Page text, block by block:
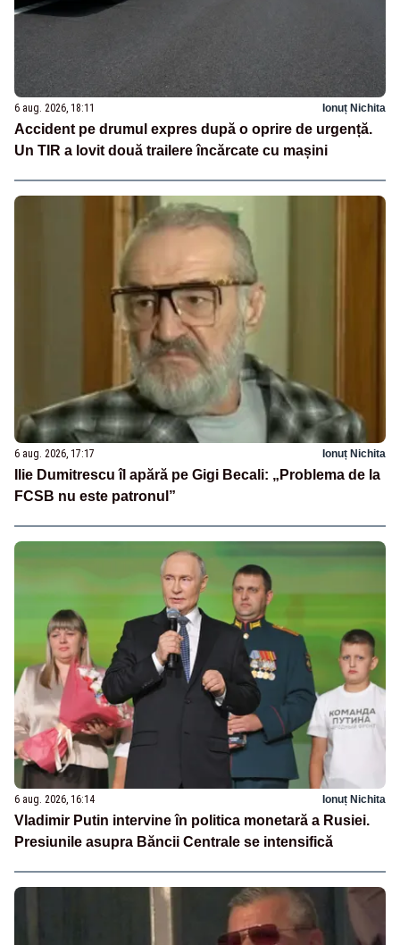
6 aug. 2026, 18:11 Ionuț Nichita
Accident pe drumul expres după o oprire de urgență.
Un TIR a lovit două trailere încărcate cu mașini
6 aug. 2026, 17:17 Ionuț Nichita
Ilie Dumitrescu îl apără pe Gigi Becali: „Problema de la
FCSB nu este patronul”
6 aug. 2026, 16:14 Ionuț Nichita
Vladimir Putin intervine în politica monetară a Rusiei.
Presiunile asupra Băncii Centrale se intensifică